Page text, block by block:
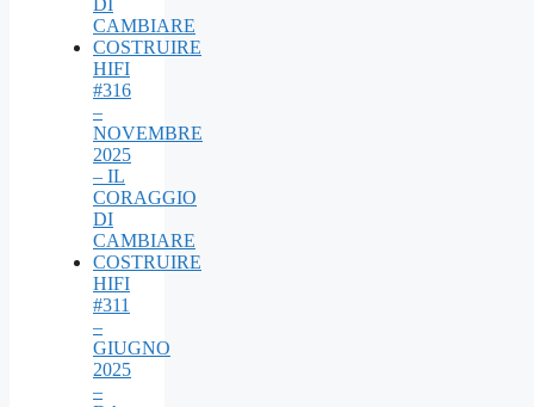
DI
CAMBIARE
COSTRUIRE
HIFI
#316
–
NOVEMBRE
2025
– IL
CORAGGIO
DI
CAMBIARE
COSTRUIRE
HIFI
#311
–
GIUGNO
2025
–